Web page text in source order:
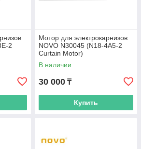
2
Мотор для электрокарнизов
NOVO N30045 (N18-4A5-2
Curtain Motor)
В наличии
30 000 ₸
Купить